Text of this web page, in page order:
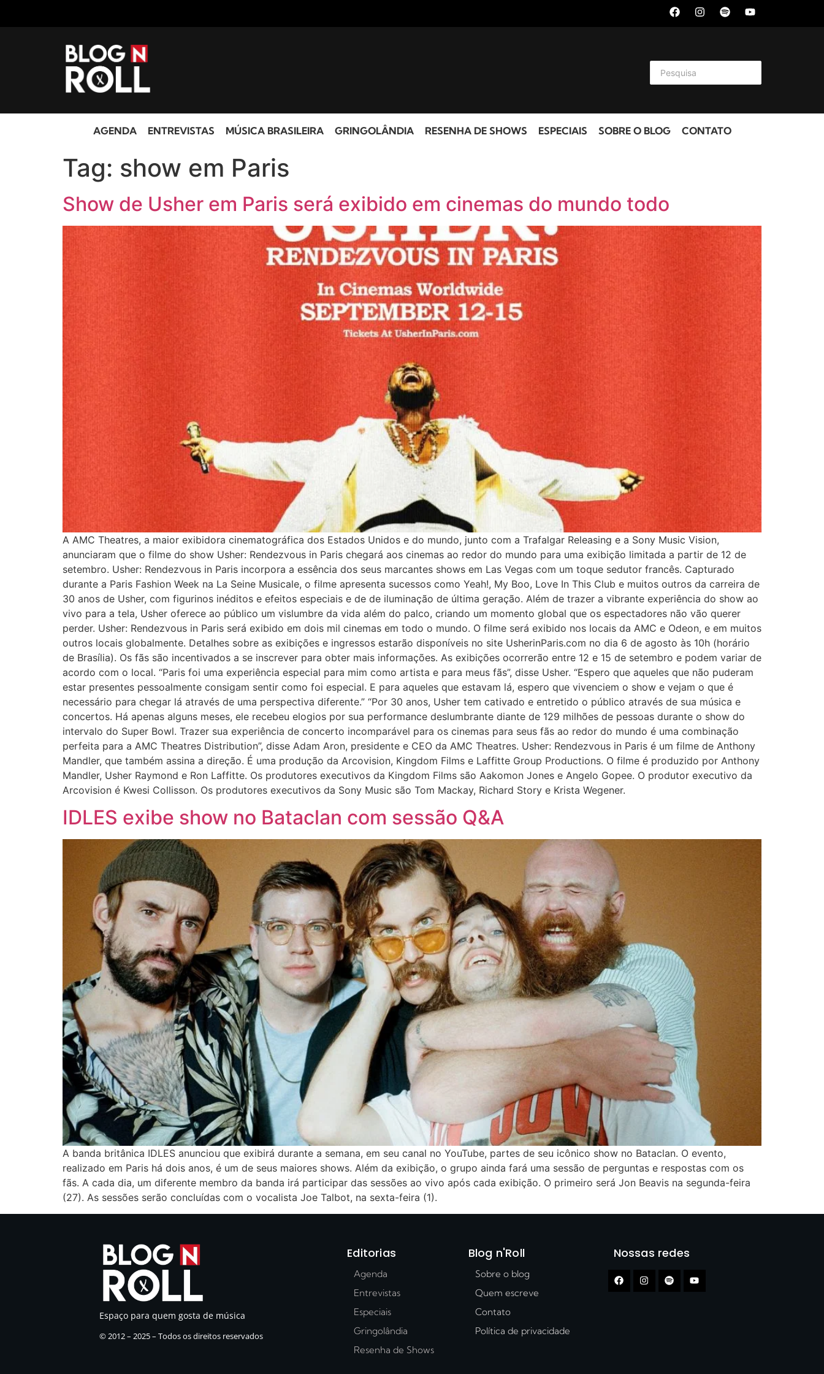
AGENDA ENTREVISTAS MÚSICA BRASILEIRA GRINGOLÂNDIA RESENHA DE SHOWS ESPECIAIS SOBRE O BLOG CONTATO
Tag: show em Paris
Show de Usher em Paris será exibido em cinemas do mundo todo
A AMC Theatres, a maior exibidora cinematográfica dos Estados Unidos e do mundo, junto com a Trafalgar Releasing e a Sony Music Vision,
anunciaram que o filme do show Usher: Rendezvous in Paris chegará aos cinemas ao redor do mundo para uma exibição limitada a partir de 12 de
setembro. Usher: Rendezvous in Paris incorpora a essência dos seus marcantes shows em Las Vegas com um toque sedutor francês. Capturado
durante a Paris Fashion Week na La Seine Musicale, o filme apresenta sucessos como Yeah!, My Boo, Love In This Club e muitos outros da carreira de
30 anos de Usher, com figurinos inéditos e efeitos especiais e de de iluminação de última geração. Além de trazer a vibrante experiência do show ao
vivo para a tela, Usher oferece ao público um vislumbre da vida além do palco, criando um momento global que os espectadores não vão querer
perder. Usher: Rendezvous in Paris será exibido em dois mil cinemas em todo o mundo. O filme será exibido nos locais da AMC e Odeon, e em muitos
outros locais globalmente. Detalhes sobre as exibições e ingressos estarão disponíveis no site UsherinParis.com no dia 6 de agosto às 10h (horário
de Brasília). Os fãs são incentivados a se inscrever para obter mais informações. As exibições ocorrerão entre 12 e 15 de setembro e podem variar de
acordo com o local. “Paris foi uma experiência especial para mim como artista e para meus fãs”, disse Usher. “Espero que aqueles que não puderam
estar presentes pessoalmente consigam sentir como foi especial. E para aqueles que estavam lá, espero que vivenciem o show e vejam o que é
necessário para chegar lá através de uma perspectiva diferente.” “Por 30 anos, Usher tem cativado e entretido o público através de sua música e
concertos. Há apenas alguns meses, ele recebeu elogios por sua performance deslumbrante diante de 129 milhões de pessoas durante o show do
intervalo do Super Bowl. Trazer sua experiência de concerto incomparável para os cinemas para seus fãs ao redor do mundo é uma combinação
perfeita para a AMC Theatres Distribution”, disse Adam Aron, presidente e CEO da AMC Theatres. Usher: Rendezvous in Paris é um filme de Anthony
Mandler, que também assina a direção. É uma produção da Arcovision, Kingdom Films e Laffitte Group Productions. O filme é produzido por Anthony
Mandler, Usher Raymond e Ron Laffitte. Os produtores executivos da Kingdom Films são Aakomon Jones e Angelo Gopee. O produtor executivo da
Arcovision é Kwesi Collisson. Os produtores executivos da Sony Music são Tom Mackay, Richard Story e Krista Wegener.
IDLES exibe show no Bataclan com sessão Q&A
A banda britânica IDLES anunciou que exibirá durante a semana, em seu canal no YouTube, partes de seu icônico show no Bataclan. O evento,
realizado em Paris há dois anos, é um de seus maiores shows. Além da exibição, o grupo ainda fará uma sessão de perguntas e respostas com os
fãs. A cada dia, um diferente membro da banda irá participar das sessões ao vivo após cada exibição. O primeiro será Jon Beavis na segunda-feira
(27). As sessões serão concluídas com o vocalista Joe Talbot, na sexta-feira (1).
Espaço para quem gosta de música
© 2012 – 2025 – Todos os direitos reservados
Editorias
Agenda
Entrevistas
Especiais
Gringolândia
Resenha de Shows
Blog n'Roll
Sobre o blog
Quem escreve
Contato
Política de privacidade
Nossas redes